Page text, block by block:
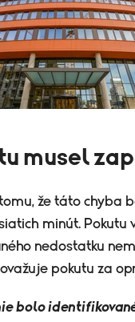
musel
že táto chyba
minút. Pokutu
nedostatku
pokutu za
bolo